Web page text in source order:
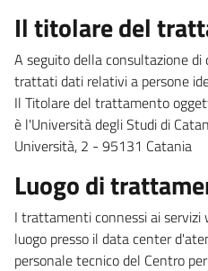
Il titolare del
A seguito della consultazione di
trattati dati relativi a persone
Il Titolare del trattamento
è l'Università degli Studi di
Università, 2 - 95131 Catania
Luogo di
I trattamenti connessi ai servizi
luogo presso il data center
personale tecnico del Centro